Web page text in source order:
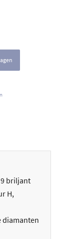
briljant
H,
diamanten